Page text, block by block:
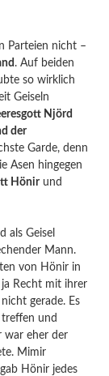
Parteien nicht –
. Auf beiden
so wirklich
Geiseln
Njörd
der
Garde, denn
Asen hingegen
Hönirund
als Geisel
Mann.
von Hönir in
Recht mit ihrer
gerade. Es
und
war eher der
Mimir
Hönir jedes